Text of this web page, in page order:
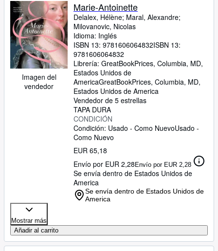
Imagen del
vendedor
Marie-Antoinette
Delalex, Hélène; Maral, Alexandre;
Milovanovic, Nicolas
Idioma: Inglés
ISBN 13: 9781606064832ISBN 13:
9781606064832
Librería: GreatBookPrices, Columbia, MD,
Estados Unidos de
AmericaGreatBookPrices, Columbia, MD,
Estados Unidos de America
Vendedor de 5 estrellas
TAPA DURA
CONDICIÓN
Condición: Usado - Como NuevoUsado -
Como Nuevo
EUR 65,18
Envío por EUR 2,28Envío por EUR 2,28
Se envía dentro de Estados Unidos de
America
Se envía dentro de Estados Unidos de
America
Mostrar más
Añadir al carrito